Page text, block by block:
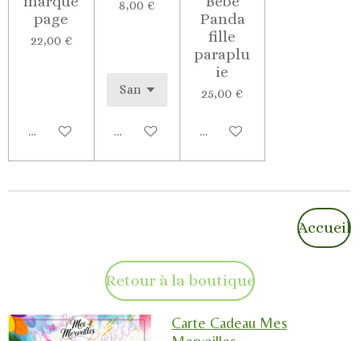
page
22,00 €
Ajouter au panier
8,00 €
Voir les détails
Panda
fille
paraplu
ie
25,00 €
Ajouter au panier
Accueil
Retour à la boutique
Carte Cadeau Mes